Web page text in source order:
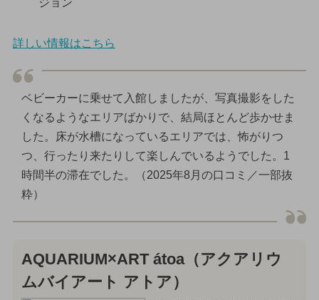
詳しい情報はこちら
ベビーカーに乗せて入館しましたが、写真撮影をした
くなるようなエリアばかりで、結局ほとんど歩かせま
した。床が水槽になっているエリアでは、怖がりつ
つ、行ったり来たりして楽しんでいるようでした。1
時間半の滞在でした。（2025年8月の口コミ／一部抜
粋）
AQUARIUM×ART átoa（アクアリウ
ムバイアート アトア）